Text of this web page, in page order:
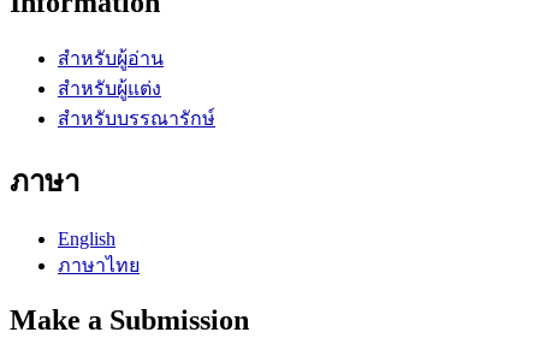
สำหรับผู้อ่าน
สำหรับผู้แต่ง
สำหรับบรรณารักษ์
ภาษา
English
ภาษาไทย
Make a Submission